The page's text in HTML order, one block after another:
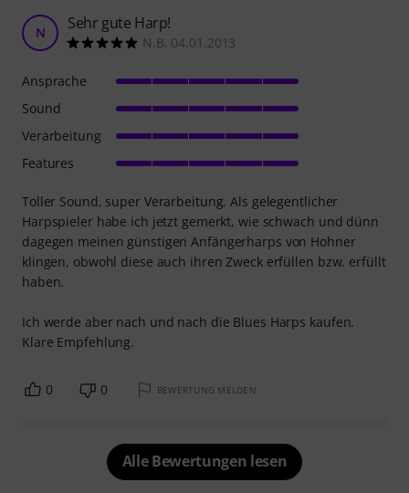
N Sehr gute Harp!
N.B. 04.01.2013
Toller Sound, super Verarbeitung. Als gelegentlicher
Harpspieler habe ich jetzt gemerkt, wie schwach und dünn
dagegen meinen günstigen Anfängerharps von Hohner
klingen, obwohl diese auch ihren Zweck erfüllen bzw. erfüllt
haben.
Ich werde aber nach und nach die Blues Harps kaufen.
Klare Empfehlung.
Ansprache
Sound
Verarbeitung
Features
0 0 BEWERTUNG MELDEN
Alle Bewertungen lesen